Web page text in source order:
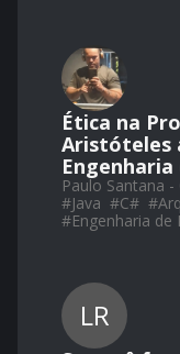
Ética na
Aristóteles
Paulo Santana -
#Java #C# #
#Engenharia de
LR